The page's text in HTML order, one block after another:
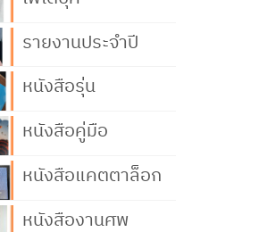
รายงานประจำปี
หนังสือรุ่น
หนังสือคู่มือ
หนังสือแคตตาล็อก
หนังสืองานศพ